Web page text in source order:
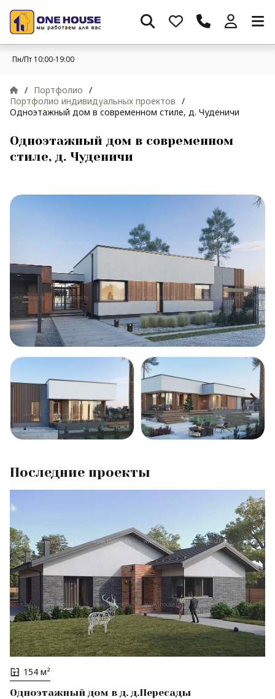
Пн/Пт 10:00-19:00
/ Портфолио /
Портфолио индивидуальных проектов /
Одноэтажный дом в современном стиле, д. Чуденичи
Одноэтажный дом в современном
стиле, д. Чуденичи
Последние проекты
154 м²
Одноэтажный дом в д. д.Пересады